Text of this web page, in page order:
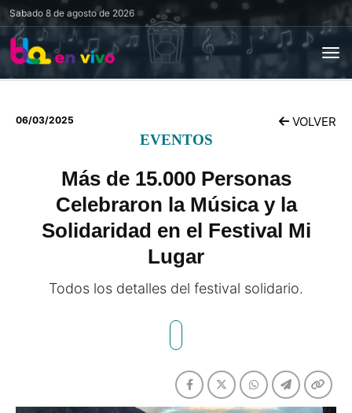
Sabado 8 de agosto de 2026
06/03/2025 VOLVER
EVENTOS
Más de 15.000 Personas
Celebraron la Música y la
Solidaridad en el Festival Mi
Lugar
Todos los detalles del festival solidario.